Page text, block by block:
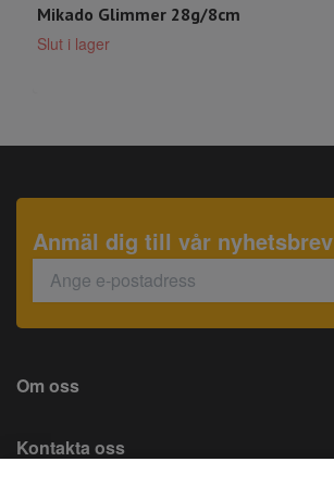
Mikado Glimmer 28g/8cm
Slut i lager
Anmäl dig till vår nyhetsbrev
Om oss
Kontakta oss